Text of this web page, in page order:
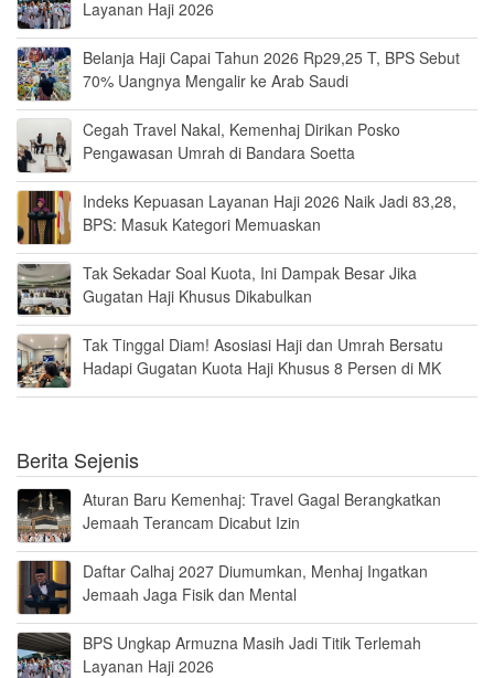
Layanan Haji 2026
Belanja Haji Capai Tahun 2026 Rp29,25 T, BPS Sebut
70% Uangnya Mengalir ke Arab Saudi
Cegah Travel Nakal, Kemenhaj Dirikan Posko
Pengawasan Umrah di Bandara Soetta
Indeks Kepuasan Layanan Haji 2026 Naik Jadi 83,28,
BPS: Masuk Kategori Memuaskan
Tak Sekadar Soal Kuota, Ini Dampak Besar Jika
Gugatan Haji Khusus Dikabulkan
Tak Tinggal Diam! Asosiasi Haji dan Umrah Bersatu
Hadapi Gugatan Kuota Haji Khusus 8 Persen di MK
Berita Sejenis
Aturan Baru Kemenhaj: Travel Gagal Berangkatkan
Jemaah Terancam Dicabut Izin
Daftar Calhaj 2027 Diumumkan, Menhaj Ingatkan
Jemaah Jaga Fisik dan Mental
BPS Ungkap Armuzna Masih Jadi Titik Terlemah
Layanan Haji 2026